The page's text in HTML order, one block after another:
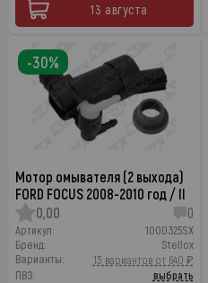
13 августа
Мотор омывателя (2 выхода)
FORD FOCUS 2008-2010 год / II
0,00
0
Артикул:
1000325SX
Бренд:
Stellox
Варианты:
13 вариантов от 640 ₽
ПВЗ:
выбрать
-30%